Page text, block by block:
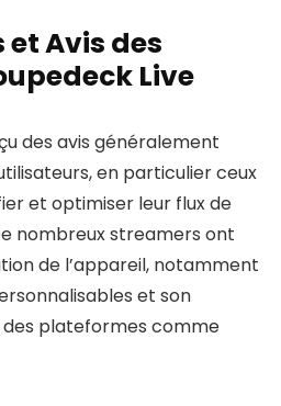
Avis des
Live
des avis généralement
en particulier ceux
et optimiser leur flux de
nombreux streamers ont
de l’appareil, notamment
et son
plateformes comme